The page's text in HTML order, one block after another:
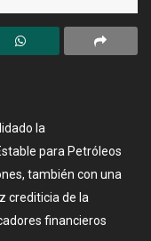
la
para Petróleos
también con una
crediticia de la
financieros